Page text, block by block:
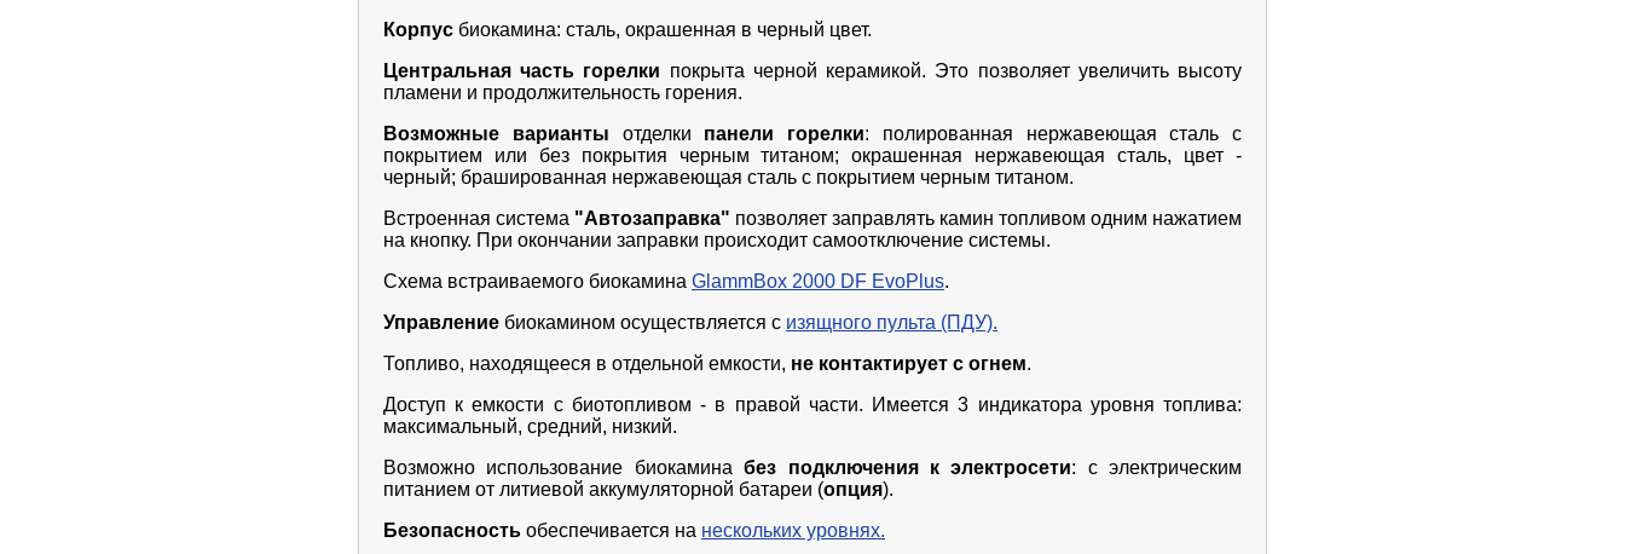
Корпус биокамина: сталь, окрашенная в черный цвет.
Центральная часть горелки покрыта черной керамикой. Это позволяет увеличить высоту
пламени и продолжительность горения.
Возможные варианты отделки панели горелки: полированная нержавеющая сталь с
покрытием или без покрытия черным титаном; окрашенная нержавеющая сталь, цвет -
черный; брашированная нержавеющая сталь с покрытием черным титаном.
Встроенная система "Автозаправка" позволяет заправлять камин топливом одним нажатием
на кнопку. При окончании заправки происходит самоотключение системы.
Схема встраиваемого биокамина GlammBox 2000 DF EvoPlus.
Управление биокамином осуществляется с изящного пульта (ПДУ).
Топливо, находящееся в отдельной емкости, не контактирует с огнем.
Доступ к емкости с биотопливом - в правой части. Имеется 3 индикатора уровня топлива:
максимальный, средний, низкий.
Возможно использование биокаминабез подключения к электросети: с электрическим
питанием от литиевой аккумуляторной батареи (опция).
Безопасность обеспечивается на нескольких уровнях.